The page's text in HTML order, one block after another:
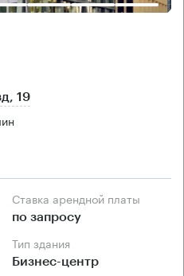
19
Ставка арендной платы
по запросу
Тип здания
Бизнес-центр